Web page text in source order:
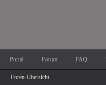
Portal Forum FAQ
Foren-Übersicht